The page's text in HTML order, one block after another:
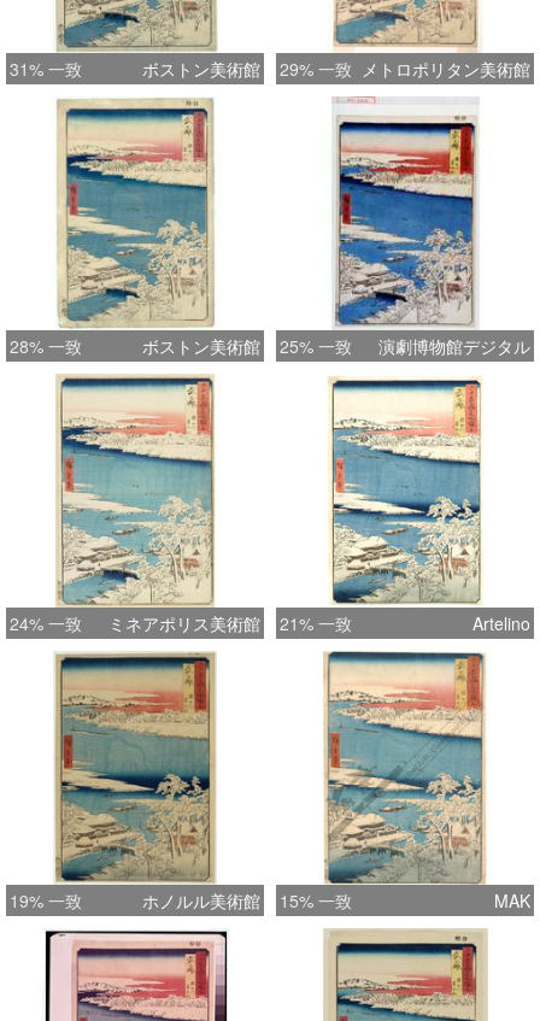
31% 一致 ボストン美術館 29% 一致 メトロポリタン美術館
28% 一致 ボストン美術館 25% 一致 演劇博物館デジタル
24% 一致 ミネアポリス美術館 21% 一致 Artelino
19% 一致 ホノルル美術館 15% 一致 MAK